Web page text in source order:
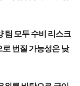
팀 모두 수비 리스크
번질 가능성은 낮